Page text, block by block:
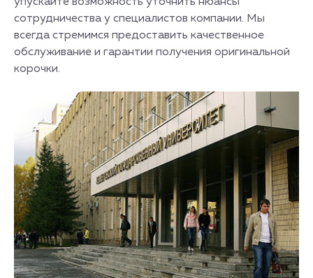
сотрудничества у специалистов компании. Мы
всегда стремимся предоставить качественное
обслуживание и гарантии получения оригинальной
корочки.